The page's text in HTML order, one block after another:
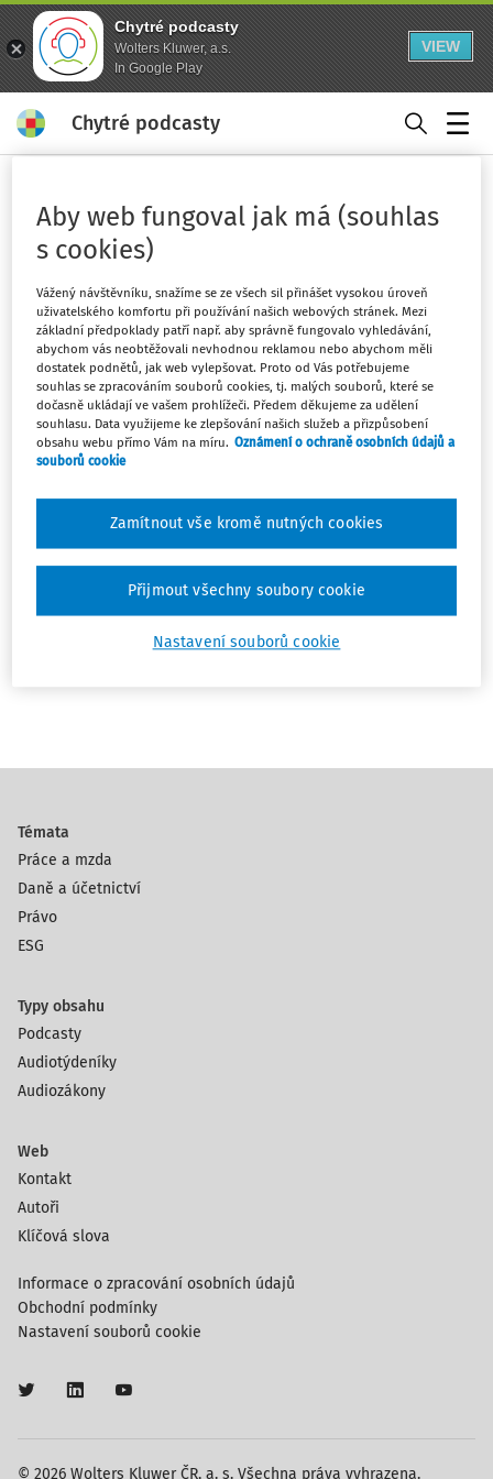
Chytré podcasty
Wolters Kluwer, a.s.
In Google Play
VIEW
Chytré podcasty
GDPR - strana 1
Sledovat kategorii
Filtr
Počet vyhledaných dokumentů:1
Řadit podle: Nejnovější Nejstarší
Odpovědnost státu za plošné uchovávání
JUDr. Barbora Košinárová Ph.D.
Vydáno:
Délka: 10:24
Témata
Práce a mzda
Daně a účetnictví
Právo
ESG
Typy obsahu
Podcasty
Audiotýdeníky
Audiozákony
Web
Kontakt
Autoři
Klíčová slova
© 2026 Wolters Kluwer ČR, a. s. Všechna práva vyhrazena.
Informace o zpracování osobních údajů
Obchodní podmínky
Nastavení souborů cookie
Aby web fungoval jak má (souhlas
s cookies)
Vážený návštěvníku, snažíme se ze všech sil přinášet vysokou úroveň
uživatelského komfortu při používání našich webových stránek. Mezi
základní předpoklady patří např. aby správně fungovalo vyhledávání,
abychom vás neobtěžovali nevhodnou reklamou nebo abychom měli
dostatek podnětů, jak web vylepšovat. Proto od Vás potřebujeme
souhlas se zpracováním souborů cookies, tj. malých souborů, které se
dočasně ukládají ve vašem prohlížeči. Předem děkujeme za udělení
souhlasu. Data využijeme ke zlepšování našich služeb a přizpůsobení
obsahu webu přímo Vám na míru. Oznámení o ochraně osobních údajů a
souborů cookie
Nastavení souborů cookie
Zamítnout vše kromě nutných cookies
Přijmout všechny soubory cookie